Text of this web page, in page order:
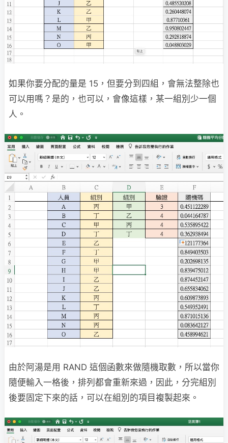
如果你要分配的量是 15，但要分到四組，會無法整除也
可以用嗎？是的，也可以，會像這樣，某一組別少一個
人。
由於阿湯是用 RAND 這個函數來做隨機取數，所以當你
隨便輸入一格後，排列都會重新來過，因此，分完組別
後要固定下來的話，可以在組別的項目複製起來。